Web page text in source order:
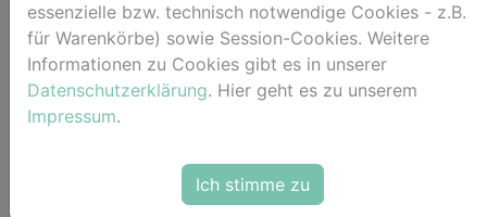
Allgemeine
(AGB)
1. Allgemeines
essenzielle bzw. technisch notwendige Cookies - z.B.
für Warenkörbe) sowie Session-Cookies. Weitere
Informationen zu Cookies gibt es in unserer
Datenschutzerklärung. Hier geht es zu unserem
Impressum.
Ich stimme zu